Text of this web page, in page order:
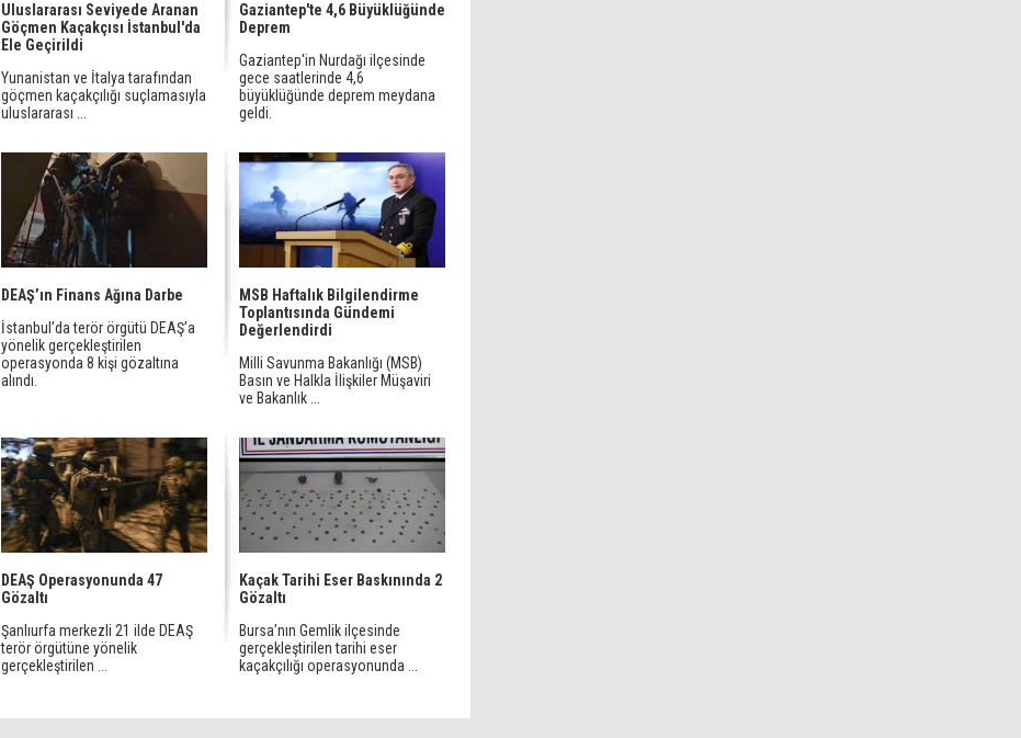
Uluslararası Seviyede Aranan
Göçmen Kaçakçısı İstanbul'da
Ele Geçirildi
Yunanistan ve İtalya tarafından
göçmen kaçakçılığı suçlamasıyla
uluslararası ...
Gaziantep'te 4,6 Büyüklüğünde
Deprem
Gaziantep'in Nurdağı ilçesinde
gece saatlerinde 4,6
büyüklüğünde deprem meydana
geldi.
DEAŞ’ın Finans Ağına Darbe
İstanbul’da terör örgütü DEAŞ’a
yönelik gerçekleştirilen
operasyonda 8 kişi gözaltına
alındı.
MSB Haftalık Bilgilendirme
Toplantısında Gündemi
Değerlendirdi
Milli Savunma Bakanlığı (MSB)
Basın ve Halkla İlişkiler Müşaviri
ve Bakanlık ...
DEAŞ Operasyonunda 47
Gözaltı
Şanlıurfa merkezli 21 ilde DEAŞ
terör örgütüne yönelik
gerçekleştirilen ...
Kaçak Tarihi Eser Baskınında 2
Gözaltı
Bursa’nın Gemlik ilçesinde
gerçekleştirilen tarihi eser
kaçakçılığı operasyonunda ...